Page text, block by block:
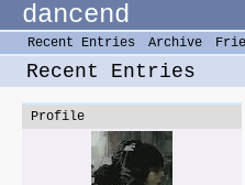
dancend
Recent Entries Archive
Recent Entries
Profile